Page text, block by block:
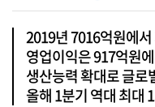
2019년 7016억원에
영업이익은 917억원
생산능력 확대로 글로
올해 1분기 역대 최대